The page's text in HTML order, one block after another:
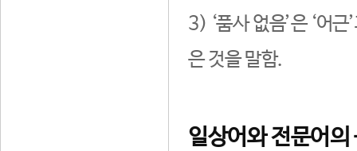
3) ‘품사 없음’은 ‘어
은 것을 말함.
일상어와 전문어의